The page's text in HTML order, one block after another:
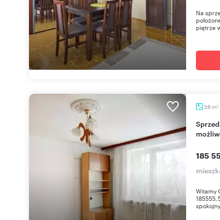
Na
piętrze
28 m2
Sprzedam przytulną kawalerkę 28 m² z
185
Witamy